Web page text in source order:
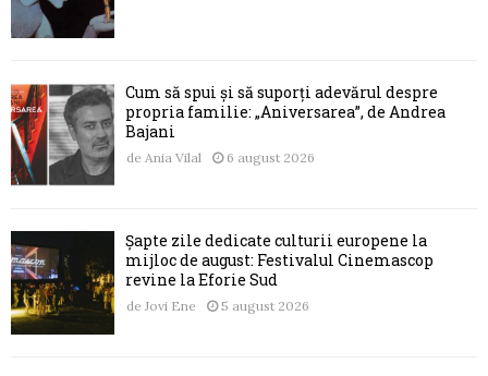
Cum să spui și să suporți adevărul despre
propria familie: „Aniversarea”, de Andrea
Bajani
de Ania Vilal 6 august 2026
Șapte zile dedicate culturii europene la
mijloc de august: Festivalul Cinemascop
revine la Eforie Sud
de Jovi Ene 5 august 2026